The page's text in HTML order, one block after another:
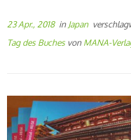
23 Apr., 2018in Japan
Tag des Buches von MANA-